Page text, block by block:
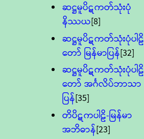
ဆဋ္ဌမူပိဋကတ်သုံးပုံ
နိဿယ[8]
ဆဋ္ဌမူပိဋကတ်သုံးပုံပါဠိ
တော် မြန်မာပြန်[32]
ဆဋ္ဌမူပိဋကတ်သုံးပုံပါဠိ
တော် အင်္ဂလိပ်ဘာသာ
ပြန်[35]
တိပိဋကပါဠိ-မြန်မာ
အဘိဓာန်[23]